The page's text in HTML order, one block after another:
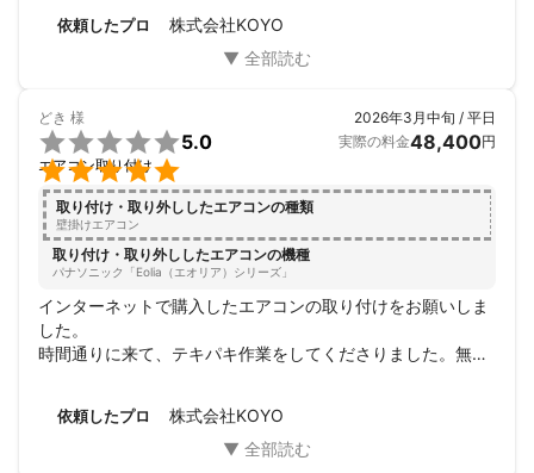
た。
依頼したプロ 株式会社KOYO
どき 様


5.0
エアコン取り付け
2026年3月中旬 / 平日
実際の料金48,400円
取り付け・取り外ししたエアコンの種類
壁掛けエアコン
取り付け・取り外ししたエアコンの機種
パナソニック「Eolia（エオリア）シリーズ」
インターネットで購入したエアコンの取り付けをお願いしま
した。
時間通りに来て、テキパキ作業をしてくださりました。無理
くださり、安心してお願いすることができました。
今までエアコンは家電量販店で購入・設置しておりました
依頼したプロ 株式会社KOYO